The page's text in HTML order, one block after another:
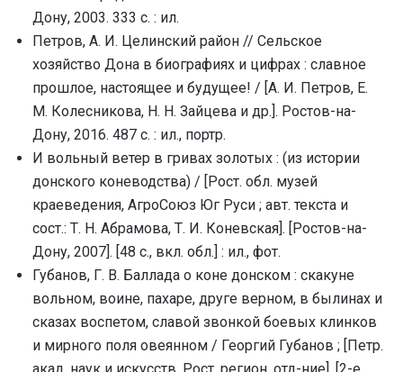
Дону, 2003. 333 с. : ил.
Петров, А. И. Целинский район // Сельское
хозяйство Дона в биографиях и цифрах : славное
прошлое, настоящее и будущее! / [А. И. Петров, Е.
М. Колесникова, Н. Н. Зайцева и др.]. Ростов-на-
Дону, 2016. 487 с. : ил., портр.
И вольный ветер в гривах золотых : (из истории
донского коневодства) / [Рост. обл. музей
краеведения, АгроСоюз Юг Руси ; авт. текста и
сост.: Т. Н. Абрамова, Т. И. Коневская]. [Ростов-на-
Дону, 2007]. [48 с., вкл. обл.] : ил., фот.
Губанов, Г. В. Баллада о коне донском : скакуне
вольном, воине, пахаре, друге верном, в былинах и
сказах воспетом, славой звонкой боевых клинков
и мирного поля овеянном / Георгий Губанов ; [Петр.